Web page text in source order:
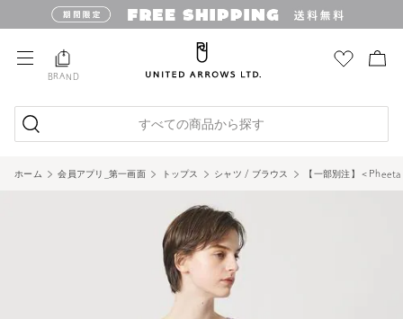
BRAND
すべての商品から探す
ホーム 会員アプリ_第一画面 トップス シャツ / ブラウス 【一部別注】＜